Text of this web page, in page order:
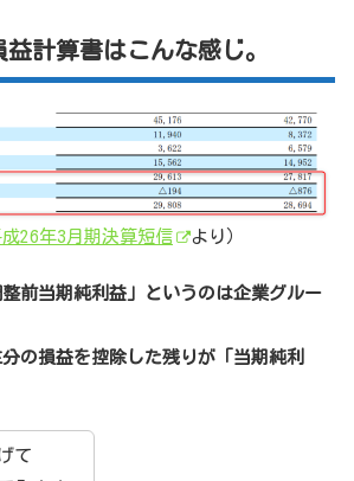
計算書はこんな感じ。
26年3月期決算短信 より）
整前当期純利益」というのは企業グルー
の損益を控除した残りが「当期純利
て